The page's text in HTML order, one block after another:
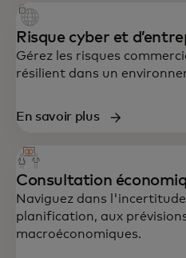
Un soutien de bout
Risque cyber et
Gérez les risques
résilient dans un
En savoir plus
Consultation
Naviguez dans
planification, aux
macroéconomiques.